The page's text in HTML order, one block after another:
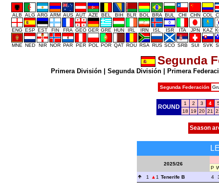
ALB ALG ARG ARM AUS AUT AZE BEL BIH BLR BOL BRA BUL CHI CHN COL
ENG ESP EST FIN FRA GEO GER GRE HUN IRL IRN ISL ISR ITA JPN KAZ
MNE NED NIR NOR PAR PER POL POR QAT ROU RSA RUS SCO SRB SUI SVK
Segunda
Primera División Segunda División Primera
Segunda Federación
ROUND
1 2 3 4
18
19 20 21
Season
2025/26
P
1
1 Tenerife B 4